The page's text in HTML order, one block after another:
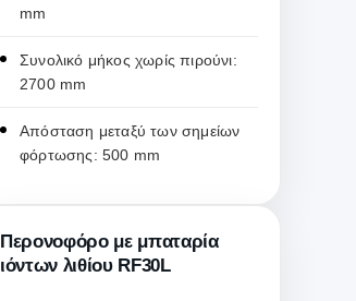
mm
Συνολικό μήκος χωρίς πιρούνι:
2700 mm
Απόσταση μεταξύ των σημείων
φόρτωσης: 500 mm
Περονοφόρο με μπαταρία
ιόντων λιθίου RF30L